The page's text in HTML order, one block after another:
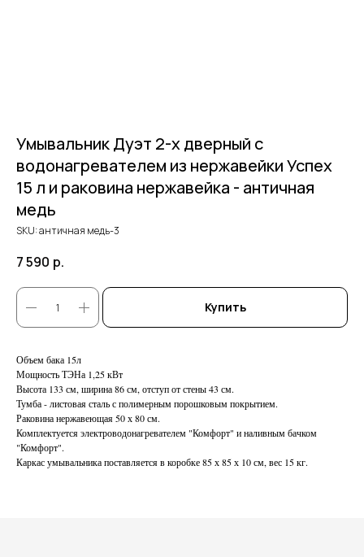
Умывальник Дуэт 2-х дверный c
водонагревателем из нержавейки Успех
15 л и раковина нержавейка - античная
медь
SKU:античная медь-3
7 590 р.
Купить
Объем бака 15л
Мощность ТЭНа 1,25 кВт
Высота 133 см, ширина 86 см, отступ от стены 43 см.
Тумба - листовая сталь с полимерным порошковым покрытием.
Раковина нержавеющая 50 х 80 см.
Комплектуется электроводонагревателем "Комфорт" и наливным бачком
"Комфорт".
Каркас умывальника поставляется в коробке 85 х 85 х 10 см, вес 15 кг.